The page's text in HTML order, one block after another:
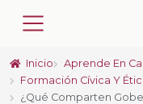
Inicio Aprende En
Formación Cívica Y
¿Qué Comparten